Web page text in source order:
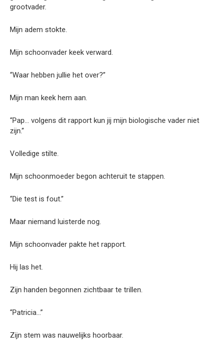
grootvader.
Mijn adem stokte.
Mijn schoonvader keek verward.
“Waar hebben jullie het over?”
Mijn man keek hem aan.
“Pap… volgens dit rapport kun jij mijn biologische vader niet
zijn.”
Volledige stilte.
Mijn schoonmoeder begon achteruit te stappen.
“Die test is fout.”
Maar niemand luisterde nog.
Mijn schoonvader pakte het rapport.
Hij las het.
Zijn handen begonnen zichtbaar te trillen.
“Patricia…”
Zijn stem was nauwelijks hoorbaar.